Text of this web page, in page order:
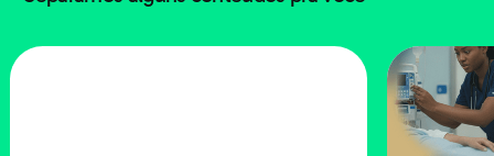
empresa, mas costuma girar em torno de alguns
blocos. Primeiro vem a análise: olhar resultados de
campanhas, avaliar tráfego, engajamento e conversão.
Depois vem o planejamento: criar briefings, desenhar